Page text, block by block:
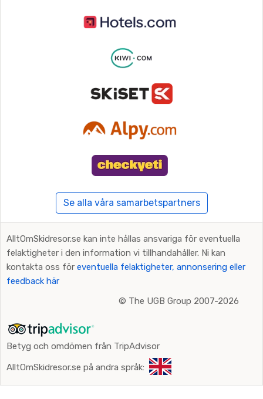
Se alla våra samarbetspartners
AlltOmSkidresor.se kan inte hållas ansvariga för eventuella
felaktigheter i den information vi tillhandahåller. Ni kan
kontakta oss för eventuella felaktigheter, annonsering eller
feedback här
© The UGB Group 2007-2026
Betyg och omdömen från TripAdvisor
AlltOmSkidresor.se på andra språk: